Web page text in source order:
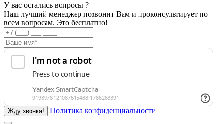
У вас остались вопросы ?
Наш лучший менеджер позвонит Вам и проконсультирует по
всем вопросам. Это бесплатно!
Политика конфиденциальности